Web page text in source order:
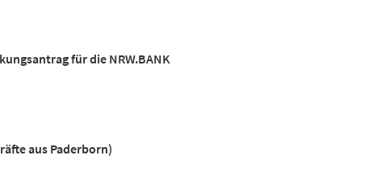
für die NRW.BANK
aus Paderborn)